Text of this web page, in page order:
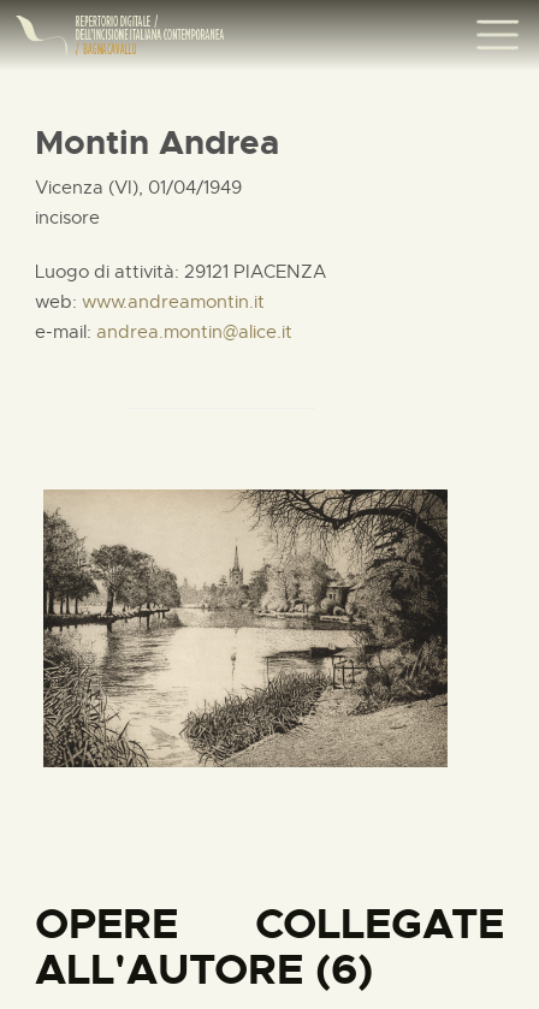
Montin Andrea
Vicenza (VI), 01/04/1949
incisore
Luogo di attività: 29121 PIACENZA
web: www.andreamontin.it
e-mail: andrea.montin@alice.it
OPERE COLLEGATE
ALL'AUTORE (6)